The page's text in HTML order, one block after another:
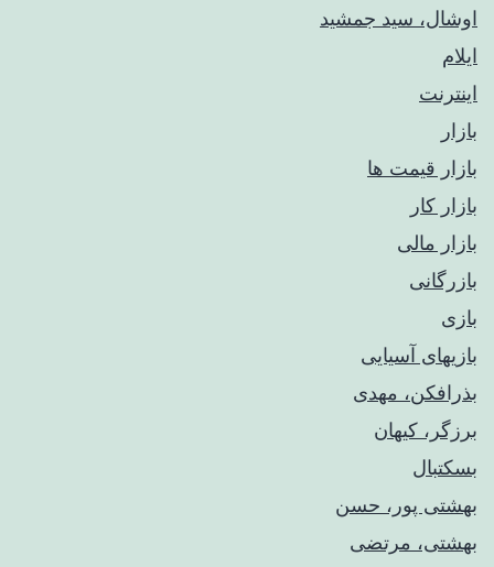
اوشال، سید جمشید
ایلام
اینترنت
بازار
بازار قیمت ها
بازار کار
بازار مالی
بازرگانی
بازی
بازیهای آسیایی
بذرافکن، مهدی
برزگر، کیهان
بسکتبال
بهشتی پور، حسن
بهشتی، مرتضی